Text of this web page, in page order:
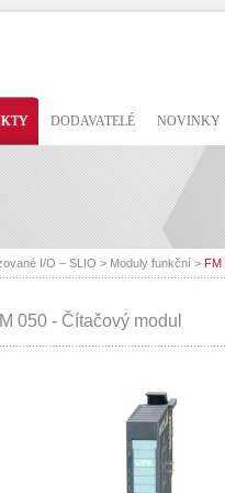
DODAVATELÉ NOVINKY
I/O – SLIO > Moduly funkční> FM
050 - Čítačový modul